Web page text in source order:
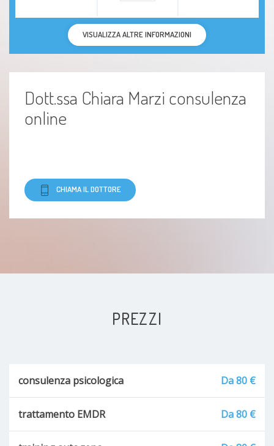
Sonnolenza
Sindrome del caregiver
Disturbi relazionali
Lutto
Sindrome di abbandono
Derealizzazione
Disadattamento
VISUALIZZA ALTRE INFORMAZIONI
Dott.ssa Chiara Marzi consulenza
online
CHIAMA IL DOTTORE
PREZZI
consulenza psicologica Da 80 €
trattamento EMDR Da 80 €